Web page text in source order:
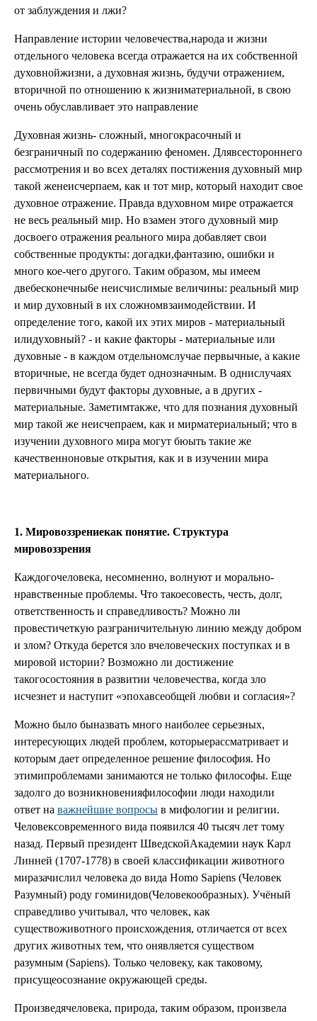
от заблуждения и лжи?
Направление истории человечества,народа и жизни
отдельного человека всегда отражается на их собственной
духовнойжизни, а духовная жизнь, будучи отражением,
вторичной по отношению к жизниматериальной, в свою
очень обуславливает это направление
Духовная жизнь- сложный, многокрасочный и
безграничный по содержанию феномен. Длявсестороннего
рассмотрения и во всех деталях постижения духовный мир
такой женеисчерпаем, как и тот мир, который находит свое
духовное отражение. Правда вдуховном мире отражается
не весь реальный мир. Но взамен этого духовный мир
досвоего отражения реального мира добавляет свои
собственные продукты: догадки,фантазию, ошибки и
много кое-чего другого. Таким образом, мы имеем
двебесконечны6е неисчислимые величины: реальный мир
и мир духовный в их сложномвзаимодействии. И
определение того, какой их этих миров - материальный
илидуховный? - и какие факторы - материальные или
духовные - в каждом отдельномслучае первычные, а какие
вторичные, не всегда будет однозначным. В однислучаях
первичными будут факторы духовные, а в других -
материальные. Заметимтакже, что для познания духовный
мир такой же неисчепраем, как и мирматериальный; что в
изучении духовного мира могут бюыть такие же
качественноновые открытия, как и в изучении мира
материального.
1. Мировоззрениекак понятие. Структура
мировоззрения
Каждогочеловека, несомненно, волнуют и морально-
нравственные проблемы. Что такоесовесть, честь, долг,
ответственность и справедливость? Можно ли
провестичеткую разграничительную линию между добром
и злом? Откуда берется зло вчеловеческих поступках и в
мировой истории? Возможно ли достижение
такогосостояния в развитии человечества, когда зло
исчезнет и наступит «эпохавсеобщей любви и согласия»?
Можно было быназвать много наиболее серьезных,
интересующих людей проблем, которыерассматривает и
которым дает определенное решение философия. Но
этимипроблемами занимаются не только философы. Еще
задолго до возникновенияфилософии люди находили
ответ на важнейшие вопросы в мифологии и религии.
Человексовременного вида появился 40 тысяч лет тому
назад. Первый президент ШведскойАкадемии наук Карл
Линней (1707-1778) в своей классификации животного
миразачислил человека до вида Homo Sapiens (Человек
Разумный) роду гоминидов(Человекообразных). Учёный
справедливо учитывал, что человек, как
существоживотного происхождения, отличается от всех
других животных тем, что онявляется существом
разумным (Sapiens). Только человеку, как таковому,
присущеосознание окружающей среды.
Произведячеловека, природа, таким образом, произвела